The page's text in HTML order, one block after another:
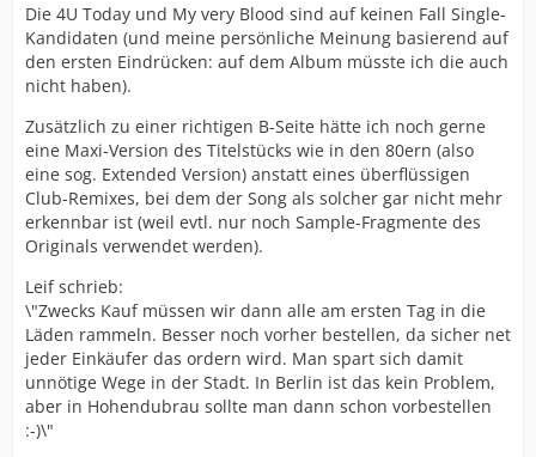
Die 4U Today und My very Blood sind auf keinen Fall Single-
Kandidaten (und meine persönliche Meinung basierend auf
den ersten Eindrücken: auf dem Album müsste ich die auch
nicht haben).
Zusätzlich zu einer richtigen B-Seite hätte ich noch gerne
eine Maxi-Version des Titelstücks wie in den 80ern (also
eine sog. Extended Version) anstatt eines überflüssigen
Club-Remixes, bei dem der Song als solcher gar nicht mehr
erkennbar ist (weil evtl. nur noch Sample-Fragmente des
Originals verwendet werden).
Leif schrieb:
\"Zwecks Kauf müssen wir dann alle am ersten Tag in die
Läden rammeln. Besser noch vorher bestellen, da sicher net
jeder Einkäufer das ordern wird. Man spart sich damit
unnötige Wege in der Stadt. In Berlin ist das kein Problem,
aber in Hohendubrau sollte man dann schon vorbestellen
:-)\"